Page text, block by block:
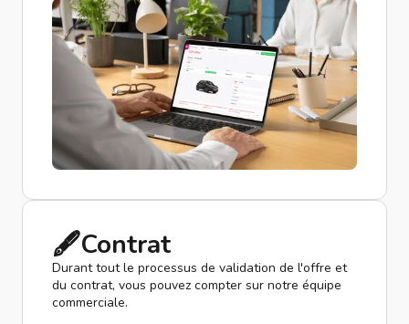
🖋️Contrat
Durant tout le processus de validation de l'offre et
du contrat, vous pouvez compter sur notre équipe
commerciale.